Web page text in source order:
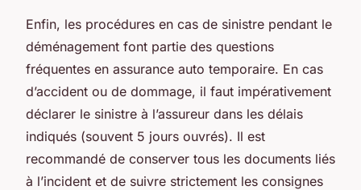
Enfin, les procédures en cas de sinistre pendant le
déménagement font partie des questions
fréquentes en assurance auto temporaire. En cas
d’accident ou de dommage, il faut impérativement
déclarer le sinistre à l’assureur dans les délais
indiqués (souvent 5 jours ouvrés). Il est
recommandé de conserver tous les documents liés
à l’incident et de suivre strictement les consignes